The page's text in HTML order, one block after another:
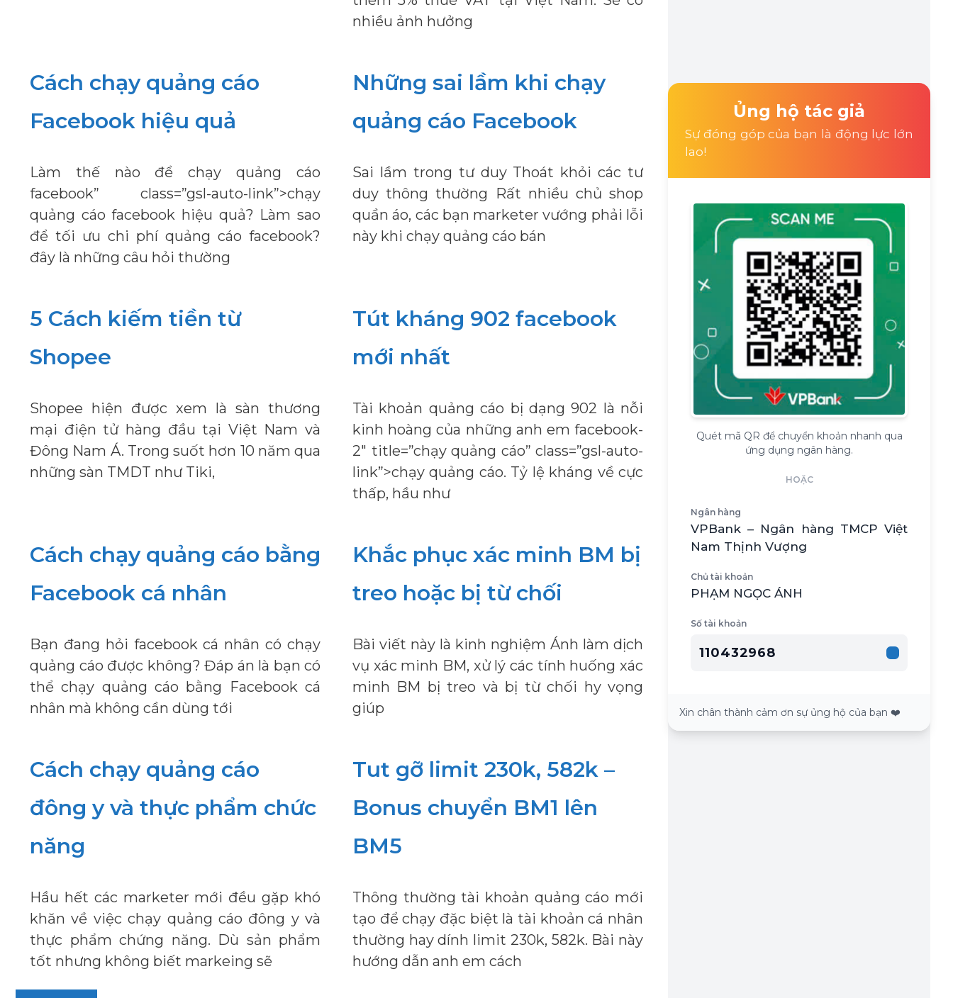
nhiều ảnh hưởng
Cách chạy quảng cáo
Facebook hiệu quả
Làm thế nào để chạy quảng cáo
facebook” class=”gsl-auto-link”>chạy
quảng cáo facebook hiệu quả? Làm sao
để tối ưu chi phí quảng cáo facebook?
đây là những câu hỏi thường
Những sai lầm khi chạy
quảng cáo Facebook
Sai lầm trong tư duy Thoát khỏi các tư
duy thông thường Rất nhiều chủ shop
quần áo, các bạn marketer vướng phải lỗi
này khi chạy quảng cáo bán
5 Cách kiếm tiền từ
Shopee
Shopee hiện được xem là sàn thương
mại điện tử hàng đầu tại Việt Nam và
Đông Nam Á. Trong suốt hơn 10 năm qua
những sàn TMDT như Tiki,
Tút kháng 902 facebook
mới nhất
Tài khoản quảng cáo bị dạng 902 là nỗi
kinh hoàng của những anh em facebook-
2″ title=”chạy quảng cáo” class=”gsl-auto-
link”>chạy quảng cáo. Tỷ lệ kháng về cực
thấp, hầu như
Cách chạy quảng cáo bằng
Facebook cá nhân
Bạn đang hỏi facebook cá nhân có chạy
quảng cáo được không? Đáp án là bạn có
thể chạy quảng cáo bằng Facebook cá
nhân mà không cần dùng tới
Khắc phục xác minh BM bị
treo hoặc bị từ chối
Bài viết này là kinh nghiệm Ánh làm dịch
vụ xác minh BM, xử lý các tính huống xác
minh BM bị treo và bị từ chối hy vọng
giúp
Cách chạy quảng cáo
đông y và thực phẩm chức
năng
Hầu hết các marketer mới đều gặp khó
khăn về việc chạy quảng cáo đông y và
thực phẩm chứng năng. Dù sản phẩm
tốt nhưng không biết markeing sẽ
Tut gỡ limit 230k, 582k –
Bonus chuyển BM1 lên
BM5
Thông thường tài khoản quảng cáo mới
tạo để chạy đặc biệt là tài khoản cá nhân
thường hay dính limit 230k, 582k. Bài này
hướng dẫn anh em cách
Ủng hộ tác giả
Sự đóng góp của bạn là động lực lớn
lao!
Quét mã QR để chuyển khoản nhanh qua
ứng dụng ngân hàng.
HOẶC
Ngân hàng
VPBank – Ngân hàng TMCP Việt
Nam Thịnh Vượng
Chủ tài khoản
PHẠM NGỌC ÁNH
Số tài khoản
110432968
Xin chân thành cảm ơn sự ủng hộ của bạn ❤️